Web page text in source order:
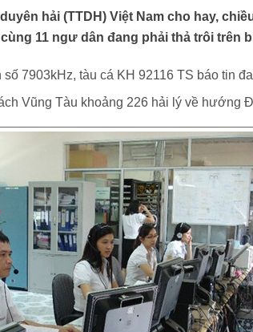
hải (TTDH) Việt Nam cho hay,
11 ngư dân đang phải thả trôi trên
7903kHz, tàu cá KH 92116 TS báo tin
Vũng Tàu khoảng 226 hải lý về hướng